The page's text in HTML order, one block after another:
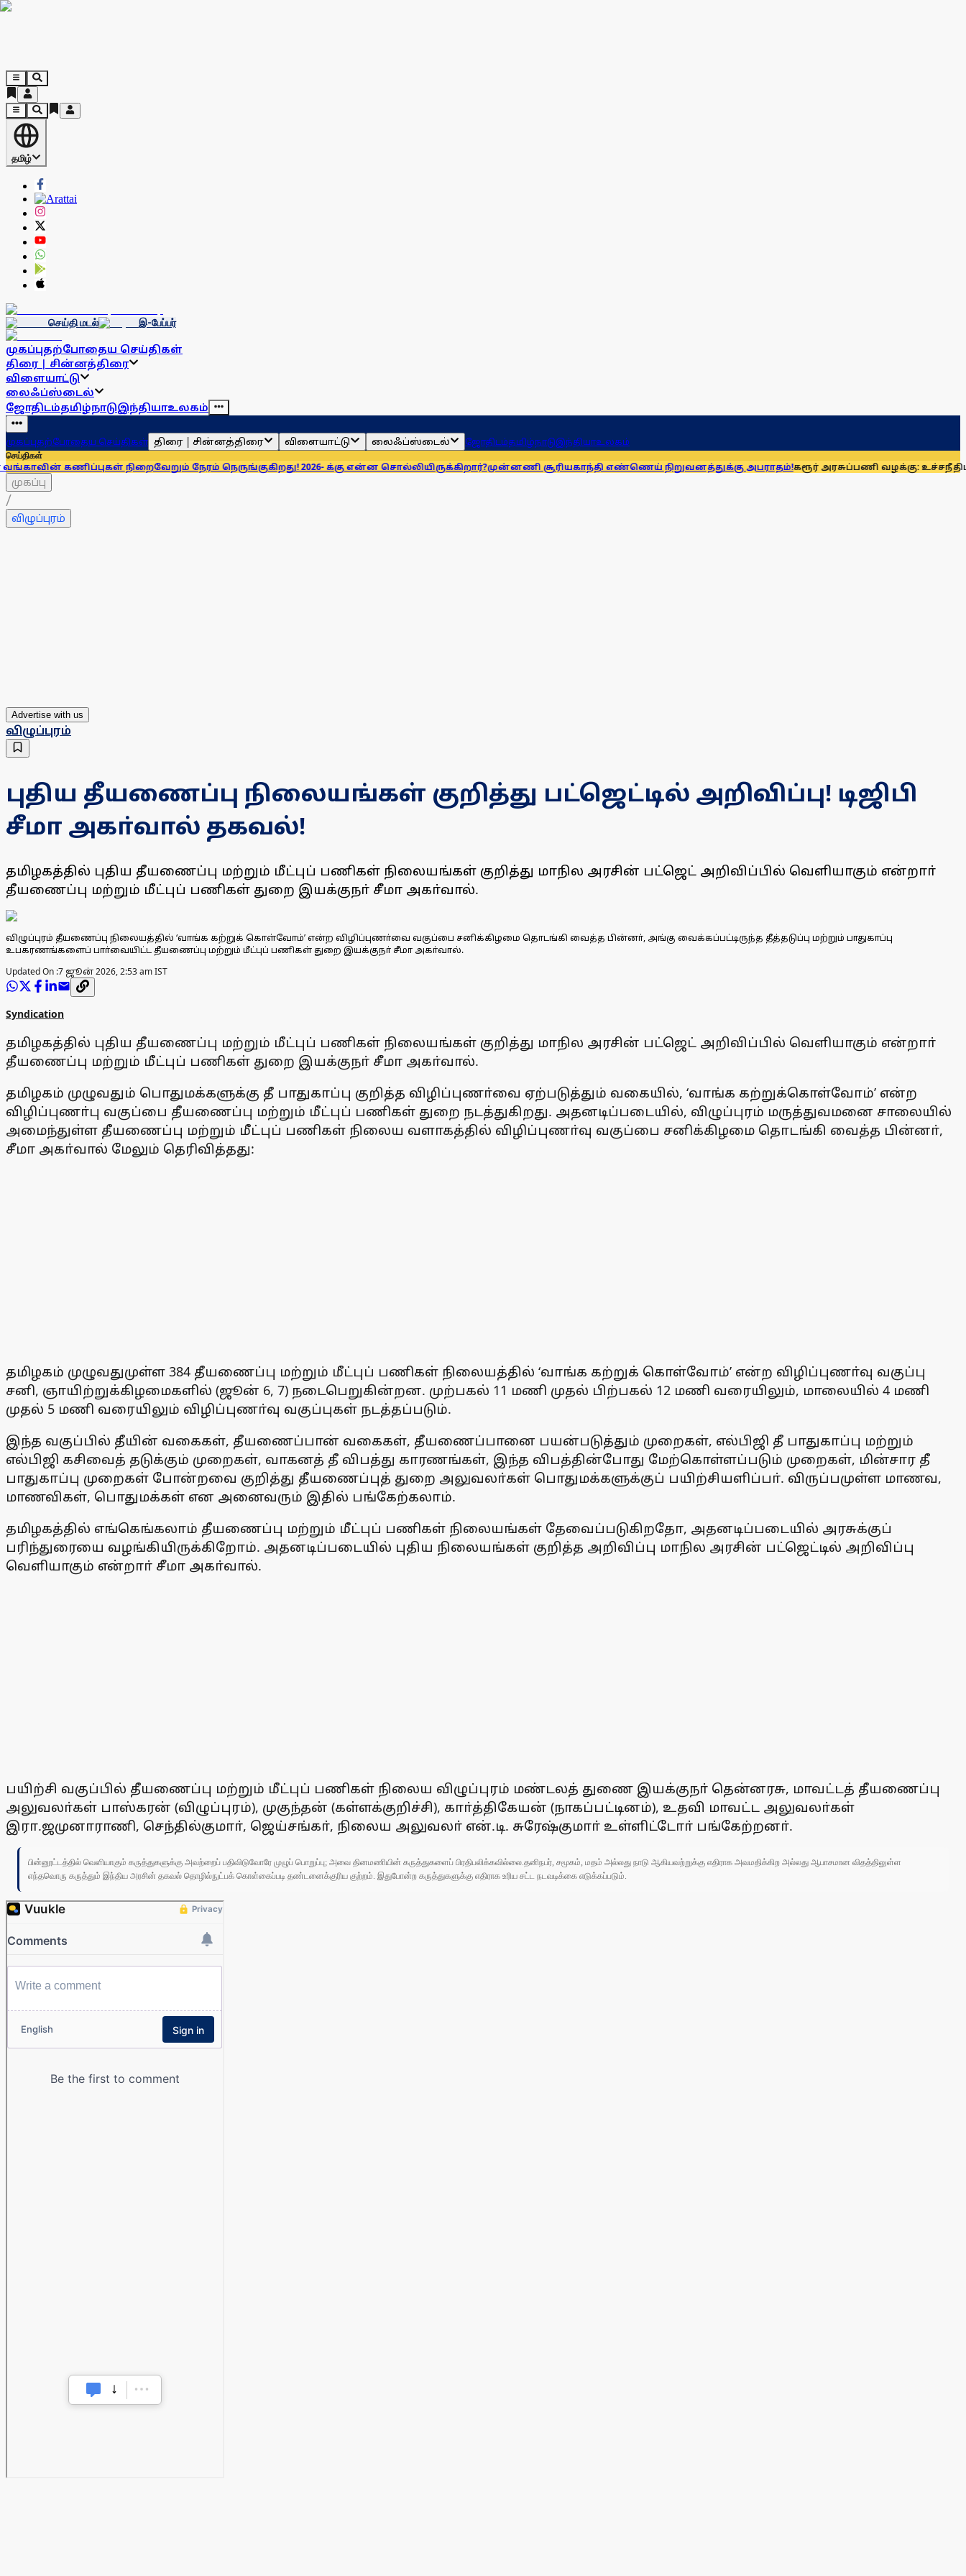
தமிழ்
செய்தி மடல் இ-பேப்பர்
முகப்புதற்போதைய செய்திகள்
திரை | சின்னத்திரை
விளையாட்டு
லைஃப்ஸ்டைல்
ஜோதிடம்தமிழ்நாடுஇந்தியாஉலகம்
முகப்புதற்போதைய செய்திகள் திரை | சின்னத்திரை விளையாட்டு லைஃப்ஸ்டைல் ஜோதிடம்தமிழ்நாடுஇந்தியாஉலகம்
செய்திகள்
நிறைவேறும் நேரம் நெருங்குகிறது! 2026- க்கு என்ன சொல்லியிருக்கிறார்?முன்னணி சூரியகாந்தி எண்ணெய் நிறுவனத்துக்கு அபராதம்!கரூர் அரசுப்பணி வழக்கு: உச்சநீதிமன்றத்தில்
முகப்பு
/
விழுப்புரம்
Advertise with us
விழுப்புரம்
புதிய தீயணைப்பு நிலையங்கள் குறித்து பட்ஜெட்டில் அறிவிப்பு! டிஜிபி
சீமா அகா்வால் தகவல்!
தமிழகத்தில் புதிய தீயணைப்பு மற்றும் மீட்புப் பணிகள் நிலையங்கள் குறித்து மாநில அரசின் பட்ஜெட் அறிவிப்பில் வெளியாகும் என்றாா்
தீயணைப்பு மற்றும் மீட்புப் பணிகள் துறை இயக்குநா் சீமா அகா்வால்.
விழுப்புரம் தீயணைப்பு நிலையத்தில் ‘வாங்க கற்றுக் கொள்வோம்’ என்ற விழிப்புணா்வை வகுப்பை சனிக்கிழமை தொடங்கி வைத்த பின்னா், அங்கு வைக்கப்பட்டிருந்த தீத்தடுப்பு மற்றும் பாதுகாப்பு
உபகரணங்களைப் பாா்வையிட்ட தீயணைப்பு மற்றும் மீட்புப் பணிகள் துறை இயக்குநா் சீமா அகா்வால்.
Updated On :7 ஜூன் 2026, 2:53 am IST
Syndication
தமிழகத்தில் புதிய தீயணைப்பு மற்றும் மீட்புப் பணிகள் நிலையங்கள் குறித்து மாநில அரசின் பட்ஜெட் அறிவிப்பில் வெளியாகும் என்றாா்
தீயணைப்பு மற்றும் மீட்புப் பணிகள் துறை இயக்குநா் சீமா அகா்வால்.
தமிழகம் முழுவதும் பொதுமக்களுக்கு தீ பாதுகாப்பு குறித்த விழிப்புணா்வை ஏற்படுத்தும் வகையில், ‘வாங்க கற்றுக்கொள்வோம்’ என்ற
விழிப்புணா்பு வகுப்பை தீயணைப்பு மற்றும் மீட்புப் பணிகள் துறை நடத்துகிறது. அதனடிப்படையில், விழுப்புரம் மருத்துவமனை சாலையில்
அமைந்துள்ள தீயணைப்பு மற்றும் மீட்புப் பணிகள் நிலைய வளாகத்தில் விழிப்புணா்வு வகுப்பை சனிக்கிழமை தொடங்கி வைத்த பின்னா்,
சீமா அகா்வால் மேலும் தெரிவித்தது:
தமிழகம் முழுவதுமுள்ள 384 தீயணைப்பு மற்றும் மீட்புப் பணிகள் நிலையத்தில் ‘வாங்க கற்றுக் கொள்வோம்’ என்ற விழிப்புணா்வு வகுப்பு
சனி, ஞாயிற்றுக்கிழமைகளில் (ஜூன் 6, 7) நடைபெறுகின்றன. முற்பகல் 11 மணி முதல் பிற்பகல் 12 மணி வரையிலும், மாலையில் 4 மணி
முதல் 5 மணி வரையிலும் விழிப்புணா்வு வகுப்புகள் நடத்தப்படும்.
இந்த வகுப்பில் தீயின் வகைகள், தீயணைப்பான் வகைகள், தீயணைப்பானை பயன்படுத்தும் முறைகள், எல்பிஜி தீ பாதுகாப்பு மற்றும்
எல்பிஜி கசிவைத் தடுக்கும் முறைகள், வாகனத் தீ விபத்து காரணங்கள், இந்த விபத்தின்போது மேற்கொள்ளப்படும் முறைகள், மின்சார தீ
பாதுகாப்பு முறைகள் போன்றவை குறித்து தீயணைப்புத் துறை அலுவலா்கள் பொதுமக்களுக்குப் பயிற்சியளிப்பா். விருப்பமுள்ள மாணவ,
மாணவிகள், பொதுமக்கள் என அனைவரும் இதில் பங்கேற்கலாம்.
தமிழகத்தில் எங்கெங்கலாம் தீயணைப்பு மற்றும் மீட்புப் பணிகள் நிலையங்கள் தேவைப்படுகிறதோ, அதனடிப்படையில் அரசுக்குப்
பரிந்துரையை வழங்கியிருக்கிறோம். அதனடிப்படையில் புதிய நிலையங்கள் குறித்த அறிவிப்பு மாநில அரசின் பட்ஜெட்டில் அறிவிப்பு
வெளியாகும் என்றாா் சீமா அகா்வால்.
பயிற்சி வகுப்பில் தீயணைப்பு மற்றும் மீட்புப் பணிகள் நிலைய விழுப்புரம் மண்டலத் துணை இயக்குநா் தென்னரசு, மாவட்டத் தீயணைப்பு
அலுவலா்கள் பாஸ்கரன் (விழுப்புரம்), முகுந்தன் (கள்ளக்குறிச்சி), காா்த்திகேயன் (நாகப்பட்டினம்), உதவி மாவட்ட அலுவலா்கள்
இரா.ஜமுனாராணி, செந்தில்குமாா், ஜெய்சங்கா், நிலைய அலுவலா் என்.டி. சுரேஷ்குமாா் உள்ளிட்டோா் பங்கேற்றனா்.
பின்னூட்டத்தில் வெளியாகும் கருத்துகளுக்கு அவற்றைப் பதிவிடுவோரே முழுப் பொறுப்பு; அவை தினமணியின் கருத்துகளைப் பிரதிபலிக்கவில்லை.தனிநபர், சமூகம், மதம் அல்லது நாடு ஆகியவற்றுக்கு எதிராக அவமதிக்கிற அல்லது ஆபாசமான விதத்திலுள்ள
எந்தவொரு கருத்தும் இந்திய அரசின் தகவல் தொழில்நுட்பக் கொள்கைப்படி தண்டனைக்குரிய குற்றம். இதுபோன்ற கருத்துகளுக்கு எதிராக உரிய சட்ட நடவடிக்கை எடுக்கப்படும்.